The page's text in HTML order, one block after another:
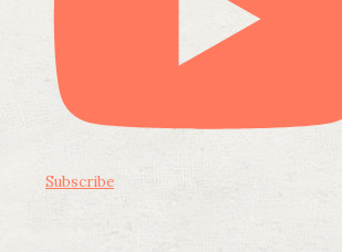
Subscribe